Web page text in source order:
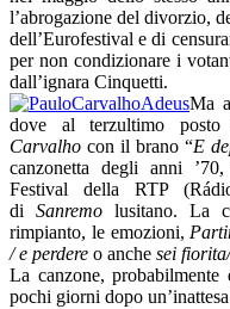
l’abrogazione del divorzio,
dell’Eurofestival e di
per non condizionare i
dall’ignara Cinquetti.
Ma
dove al terzultimo
Carvalho con il brano “E
canzonetta degli anni
Festival della RTP
di Sanremolusitano. La
rimpianto, le emozioni,
/ e perdere o anche sei
La canzone, probabilmente
pochi giorni dopo